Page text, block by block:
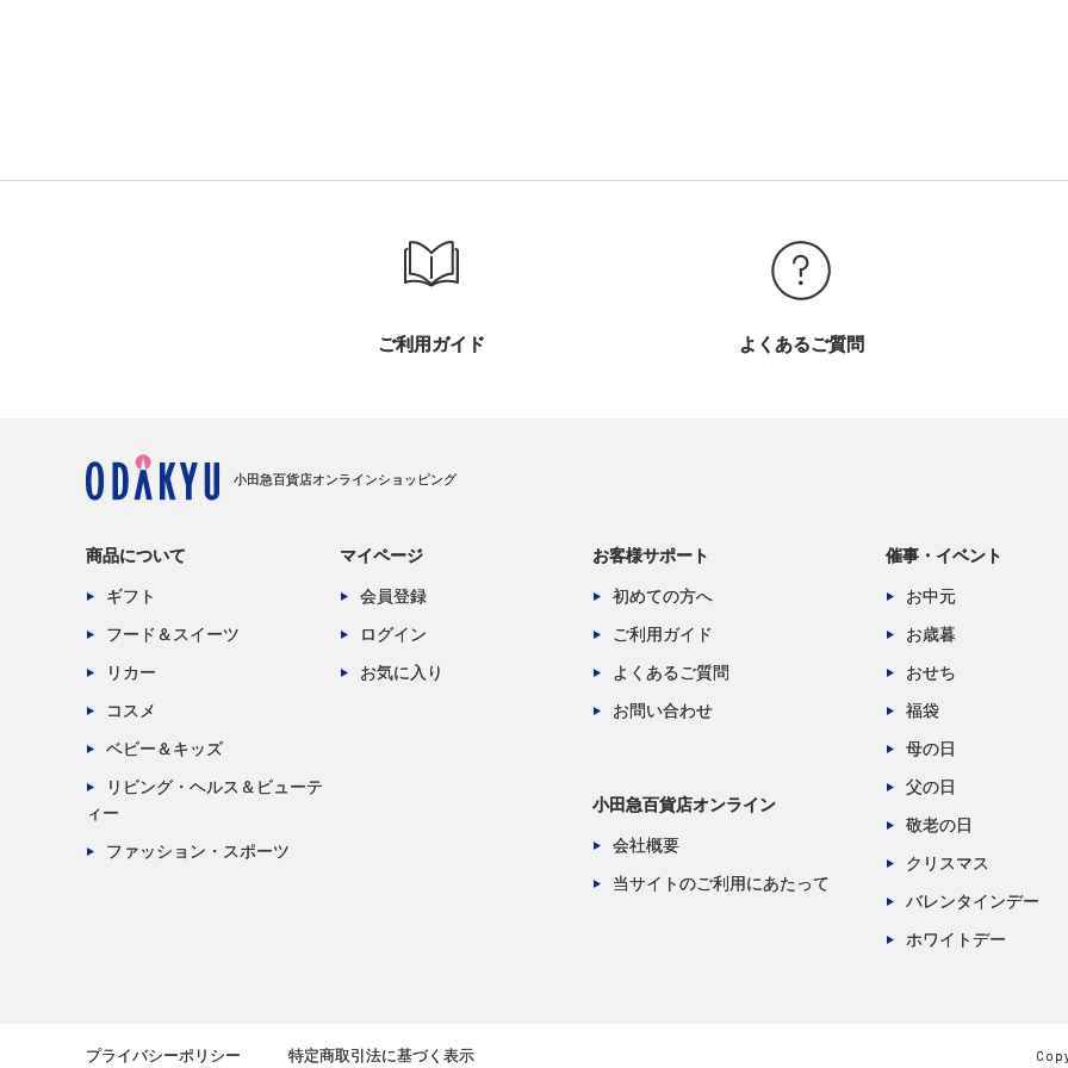
ご利用ガイド よくあるご質問
小田急百貨店オンラインショッピング
商品について
ギフト
フード＆スイーツ
リカー
コスメ
ベビー＆キッズ
リビング・ヘルス＆ビューテ
ィー
ファッション・スポーツ
マイページ
会員登録
ログイン
お気に入り
お客様サポート
初めての方へ
ご利用ガイド
よくあるご質問
お問い合わせ
小田急百貨店オンライン
会社概要
当サイトのご利用にあたって
催事・イベント
お中元
お歳暮
おせち
福袋
母の日
父の日
敬老の日
クリスマス
バレンタインデー
ホワイトデー
プライバシーポリシー 特定商取引法に基づく表示